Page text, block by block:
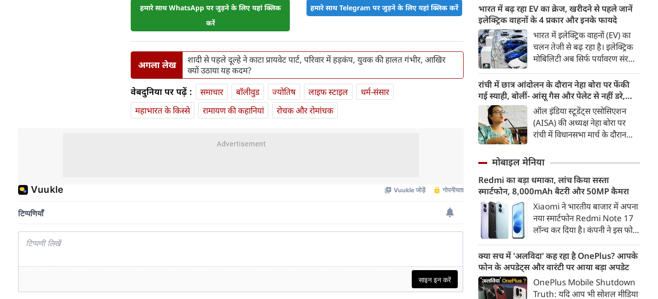
हमारे साथ WhatsApp पर जुड़ने के लिए यहां क्लिक
करें
हमारे साथ Telegram पर जुड़ने के लिए यहां क्लिक करें
अगला लेख
शादी से पहले दूल्हे ने काटा प्रायवेट पार्ट, परिवार में हड़कंप, युवक की हालत गंभीर, आखिर
क्यों उठाया यह कदम?
वेबदुनिया पर पढ़ें : समाचार बॉलीवुड ज्योतिष लाइफ स्‍टाइल
धर्म-संसार
महाभारत के किस्से
रामायण की कहानियां रोचक और रोमांचक
थी। घटना के बाद नेहा बोरा ने कहा
कि इसका पता लगाना जरूरी है कि ये
कौन सी ताकतें हैं।
भारत में बढ़ रहा EV का क्रेज, खरीदने से पहले जानें
इलेक्ट्रिक वाहनों के 4 प्रकार और इनके फायदे
भारत में इलेक्ट्रिक वाहनों (EV) का
चलन तेजी से बढ़ रहा है। इलेक्ट्रिक
मोबिलिटी अब सिर्फ पर्यावरण संरक्षण
ऊर्जा सुरक्षा, आर्थिक विकास और
टिकाऊ परिवहन व्यवस्था का अहम
हिस्सा बनती जा रही है। 2016 के
बाद से भारत में इलेक्ट्रिक वाहनों की
बिक्री में करीब 46 गुना बढ़ोतरी हुई
है। वहीं, EV से जुड़े निर्यात का मूल्य
बढ़कर 2024 में 8.4 करोड़
अमेरिकी डॉलर हो गया।
रांची में छात्र आंदोलन के दौरान नेहा बोरा पर फेंकी
गई स्याही, बोलीं- आंसू गैस और पेलेट से नहीं डरे,
इससे भी नहीं डरेंगे ऑल इंडिया स्टूडेंट्स एसोसिएशन
(AISA) की अध्यक्ष नेहा बोरा पर
रांची में विधानसभा मार्च के दौरान
जुलाई को हम पर आंसू गैस के गोले
किया गया; जब हम तब नहीं डरे, तो
यह मामूली स्याही हमारा क्या बिगाड़
लेगी?
मोबाइल मेनिया
Redmi का बड़ा धमाका, लांच किया सस्ता
स्मार्टफोन, 8,000mAh बैटरी और 50MP कैमरा
Xiaomi ने भारतीय बाजार में अपना
नया स्मार्टफोन Redmi Note 17
लॉन्च कर दिया है। कंपनी ने इस फोन
डिस्प्ले, 8,000mAh की बड़ी बैटरी
और Qualcomm Snapdragon
चिपसेट के साथ पेश किया है। फोन में
50MP का मेन कैमरा दिया गया है।
क्या सच में 'अलविदा' कह रहा है OnePlus? आपके
फोन के अपडेट्स और वारंटी पर आया बड़ा अपडेट
OnePlus Mobile Shutdown
Truth: यदि आप भी सोशल मीडिया